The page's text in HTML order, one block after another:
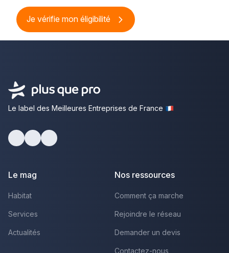
Je vérifie mon éligibilité
Le label des Meilleures Entreprises de France
Le mag
Habitat
Services
Actualités
Nos ressources
Comment ça marche
Rejoindre le réseau
Demander un devis
Contactez-nous